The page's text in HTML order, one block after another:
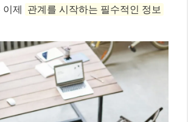
제
관계를 시작하는 필수적인 정보